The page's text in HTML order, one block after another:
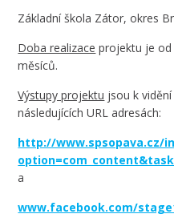
Základní škola Zátor, okres
Doba realizace projektu je od
měsíců.
Výstupy projektu jsou k
následujících URL adresách:
http://www.spsopava.cz/
a
www.facebook.com/